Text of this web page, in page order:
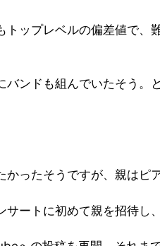
ップレベルの偏差値で
バンドも組んでいたそう
ったそうですが、親はピ
ートに初めて親を招待